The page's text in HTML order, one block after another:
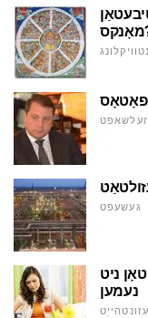
פאָטאָס
געשעפט
ניט
נעמען